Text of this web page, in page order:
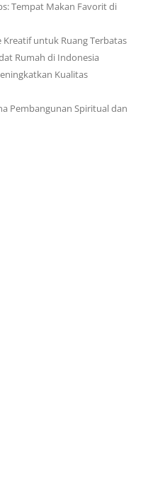
Tempat Makan Favorit di
untuk Ruang Terbatas
Rumah di Indonesia
Kualitas
Pembangunan Spiritual dan